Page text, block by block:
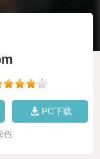
PC下载
色